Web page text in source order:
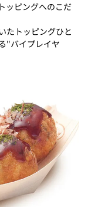
ッピングへのこだ
たトッピングひと
"バイプレイヤ